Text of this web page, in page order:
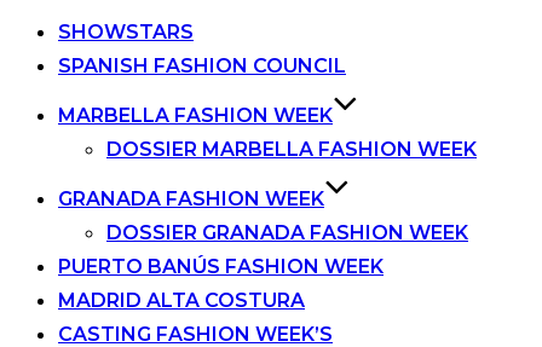
SHOWSTARS
SPANISH FASHION COUNCIL
MARBELLA FASHION WEEK
DOSSIER MARBELLA FASHION WEEK
GRANADA FASHION WEEK
DOSSIER GRANADA FASHION WEEK
PUERTO BANÚS FASHION WEEK
MADRID ALTA COSTURA
CASTING FASHION WEEK’S